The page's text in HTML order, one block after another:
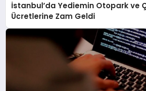
İstanbul’da Yediemin Otopark ve
Ücretlerine Zam Geldi